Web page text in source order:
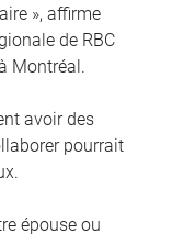
», affirme
de RBC
Montréal.
avoir des
pourrait
épouse ou